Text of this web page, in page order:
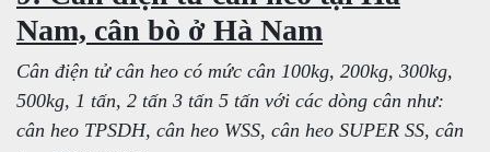
Nam, cân bò ở Hà Nam
Cân điện tử cân heo có mức cân 100kg, 200kg, 300kg,
500kg, 1 tấn, 2 tấn 3 tấn 5 tấn với các dòng cân như:
cân heo TPSDH, cân heo WSS, cân heo SUPER SS, cân